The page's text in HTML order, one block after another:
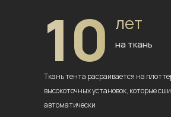
10 лет
на ткань
Ткань тента расраивается на
высокоточных установок, которые
автоматически